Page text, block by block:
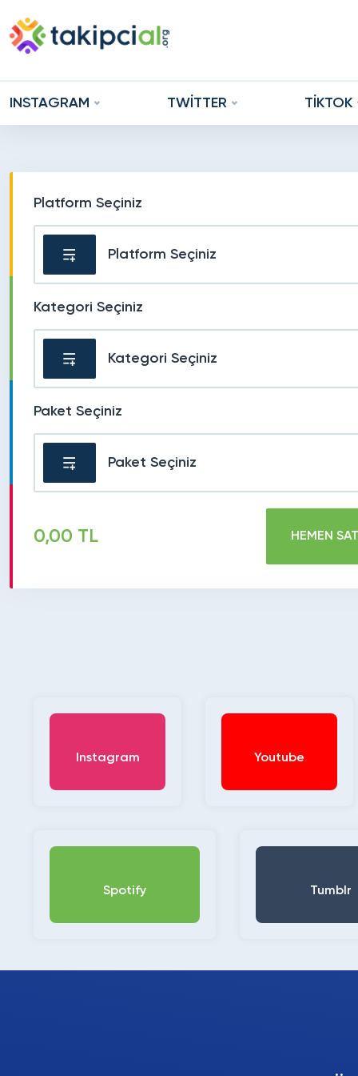
INSTAGRAM TWİTTER TİKTOK
Platform Seçiniz
Platform Seçiniz
Kategori Seçiniz
Kategori Seçiniz
Paket Seçiniz
Paket Seçiniz
0,00 TL HEMEN
Instagram Youtube
Spotify Tumblr